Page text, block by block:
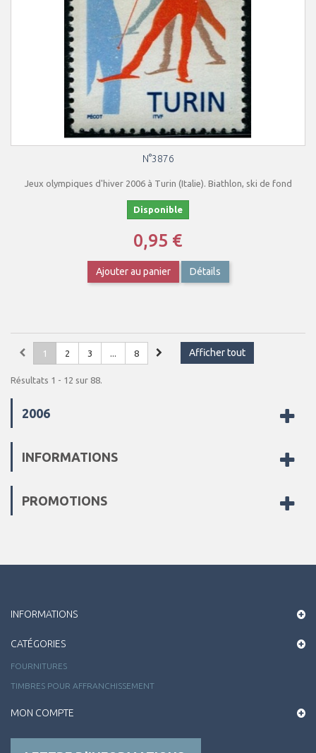
N°3876
Jeux olympiques d'hiver 2006 à Turin (Italie). Biathlon, ski de fond
Disponible
0,95 €
Ajouter au panier Détails
Afficher tout
1 2 3 ... 8
Résultats 1 - 12 sur 88.
2006
INFORMATIONS
PROMOTIONS
INFORMATIONS
CATÉGORIES
FOURNITURES
TIMBRES POUR AFFRANCHISSEMENT
MON COMPTE